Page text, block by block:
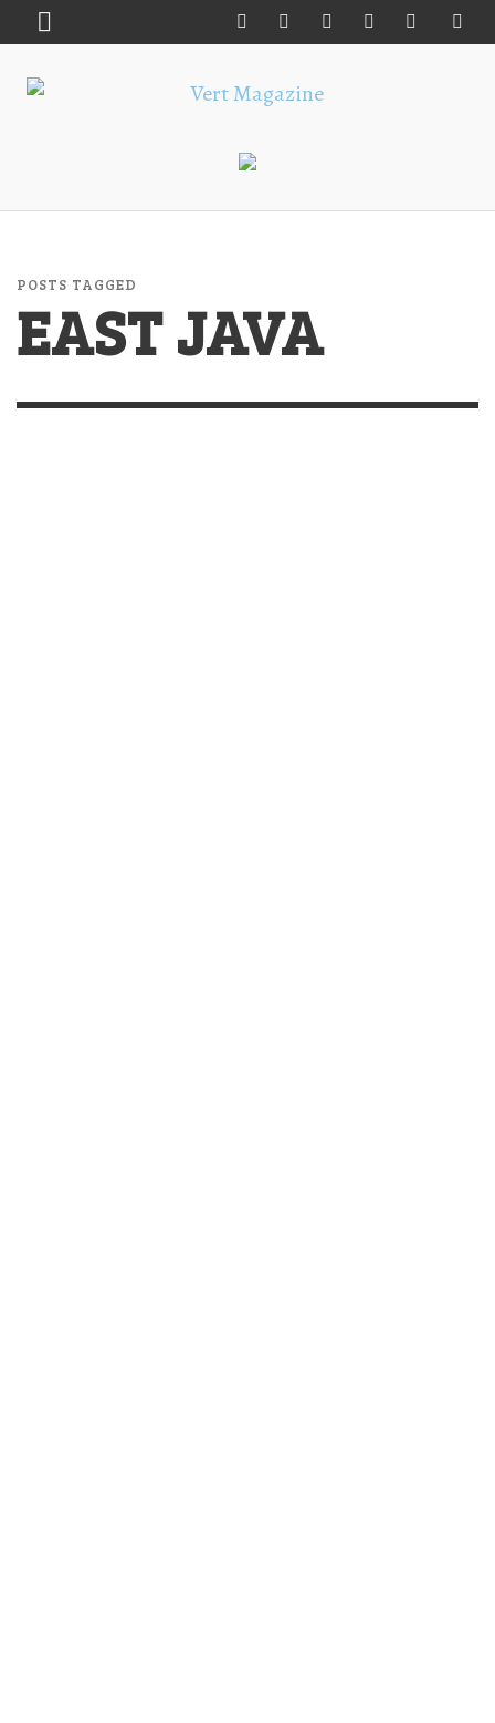
POSTS TAGGED
EAST JAVA